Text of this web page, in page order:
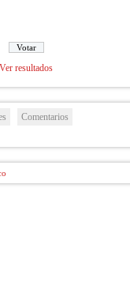
Ver resultados
Comentarios